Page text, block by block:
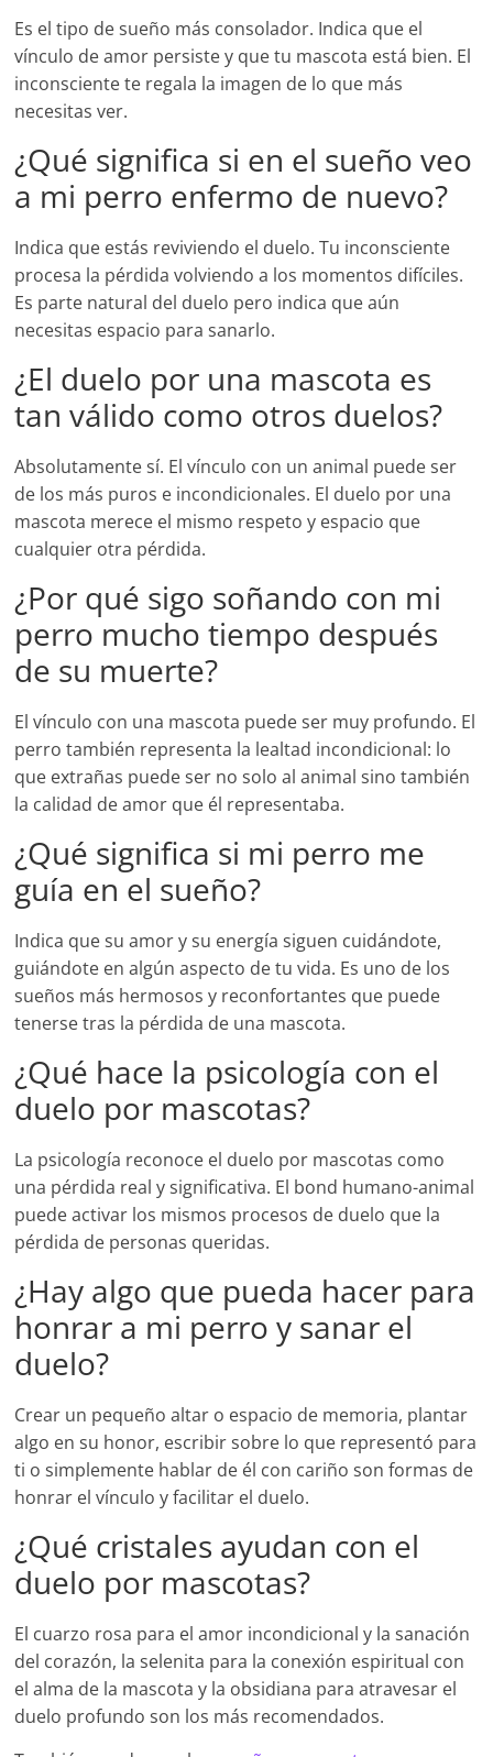
Es el tipo de sueño más consolador. Indica que el
vínculo de amor persiste y que tu mascota está bien. El
inconsciente te regala la imagen de lo que más
necesitas ver.
¿Qué significa si en el sueño veo
a mi perro enfermo de nuevo?
Indica que estás reviviendo el duelo. Tu inconsciente
procesa la pérdida volviendo a los momentos difíciles.
Es parte natural del duelo pero indica que aún
necesitas espacio para sanarlo.
¿El duelo por una mascota es
tan válido como otros duelos?
Absolutamente sí. El vínculo con un animal puede ser
de los más puros e incondicionales. El duelo por una
mascota merece el mismo respeto y espacio que
cualquier otra pérdida.
¿Por qué sigo soñando con mi
perro mucho tiempo después
de su muerte?
El vínculo con una mascota puede ser muy profundo. El
perro también representa la lealtad incondicional: lo
que extrañas puede ser no solo al animal sino también
la calidad de amor que él representaba.
¿Qué significa si mi perro me
guía en el sueño?
Indica que su amor y su energía siguen cuidándote,
guiándote en algún aspecto de tu vida. Es uno de los
sueños más hermosos y reconfortantes que puede
tenerse tras la pérdida de una mascota.
¿Qué hace la psicología con el
duelo por mascotas?
La psicología reconoce el duelo por mascotas como
una pérdida real y significativa. El bond humano-animal
puede activar los mismos procesos de duelo que la
pérdida de personas queridas.
¿Hay algo que pueda hacer para
honrar a mi perro y sanar el
duelo?
Crear un pequeño altar o espacio de memoria, plantar
algo en su honor, escribir sobre lo que representó para
ti o simplemente hablar de él con cariño son formas de
honrar el vínculo y facilitar el duelo.
¿Qué cristales ayudan con el
duelo por mascotas?
El cuarzo rosa para el amor incondicional y la sanación
del corazón, la selenita para la conexión espiritual con
el alma de la mascota y la obsidiana para atravesar el
duelo profundo son los más recomendados.